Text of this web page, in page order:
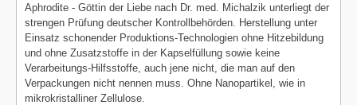
Aphrodite - Göttin der Liebe nach Dr. med. Michalzik unterliegt der
strengen Prüfung deutscher Kontrollbehörden. Herstellung unter
Einsatz schonender Produktions-Technologien ohne Hitzebildung
und ohne Zusatzstoffe in der Kapselfüllung sowie keine
Verarbeitungs-Hilfsstoffe, auch jene nicht, die man auf den
Verpackungen nicht nennen muss. Ohne Nanopartikel, wie in
mikrokristalliner Zellulose.